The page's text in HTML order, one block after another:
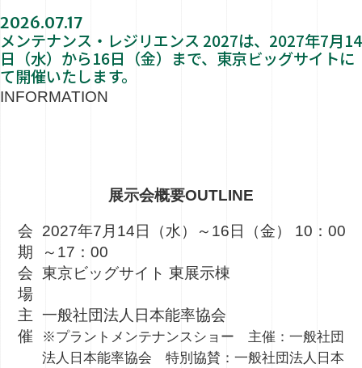
2026.07.17
メンテナンス・レジリエンス 2027は、2027年7月14
日（水）から16日（金）まで、東京ビッグサイトに
て開催いたします。
INFORMATION
展示会概要OUTLINE
会
期
2027年7月14日（水）～16日（金） 10：00
～17：00
会
場
東京ビッグサイト 東展示棟
主
催
一般社団法人日本能率協会
※プラントメンテナンスショー 主催：一般社団
法人日本能率協会 特別協賛：一般社団法人日本